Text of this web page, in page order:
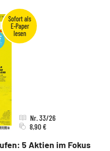
5 Aktien im Fokus
Nr. 33/26
8,90 €